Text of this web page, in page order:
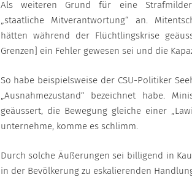
Als weiteren Grund für eine
„staatliche Mitverantwortung“ an.
hätten während der Flüchtlingskrise
Grenzen] ein Fehler gewesen sei und die
So habe beispielsweise der CSU-Politiker
„Ausnahmezustand“ bezeichnet habe.
geäussert, die Bewegung gleiche einer
unternehme, komme es schlimm.
Durch solche Äußerungen sei billigend in
in der Bevölkerung zu eskalierenden